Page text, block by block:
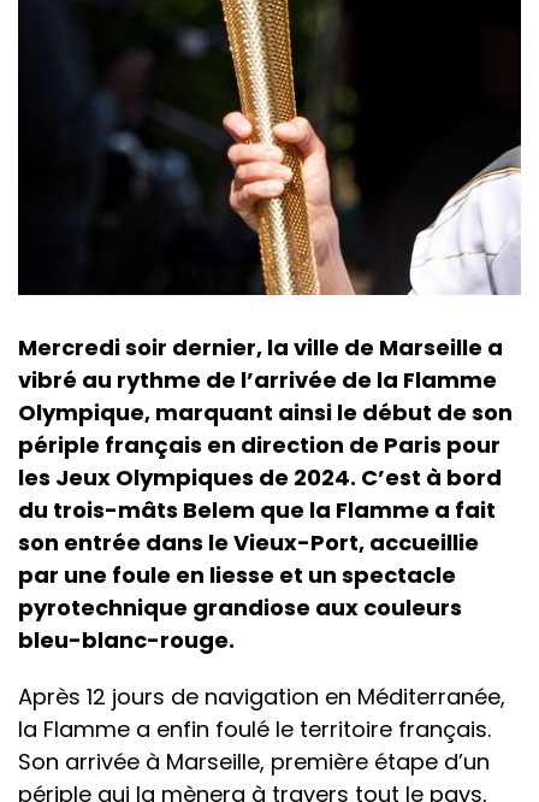
Mercredi soir dernier, la ville de Marseille a
vibré au rythme de l’arrivée de la Flamme
Olympique, marquant ainsi le début de son
périple français en direction de Paris pour
les Jeux Olympiques de 2024. C’est à bord
du trois-mâts Belem que la Flamme a fait
son entrée dans le Vieux-Port, accueillie
par une foule en liesse et un spectacle
pyrotechnique grandiose aux couleurs
bleu-blanc-rouge.
Après 12 jours de navigation en Méditerranée,
la Flamme a enfin foulé le territoire français.
Son arrivée à Marseille, première étape d’un
périple qui la mènera à travers tout le pays,